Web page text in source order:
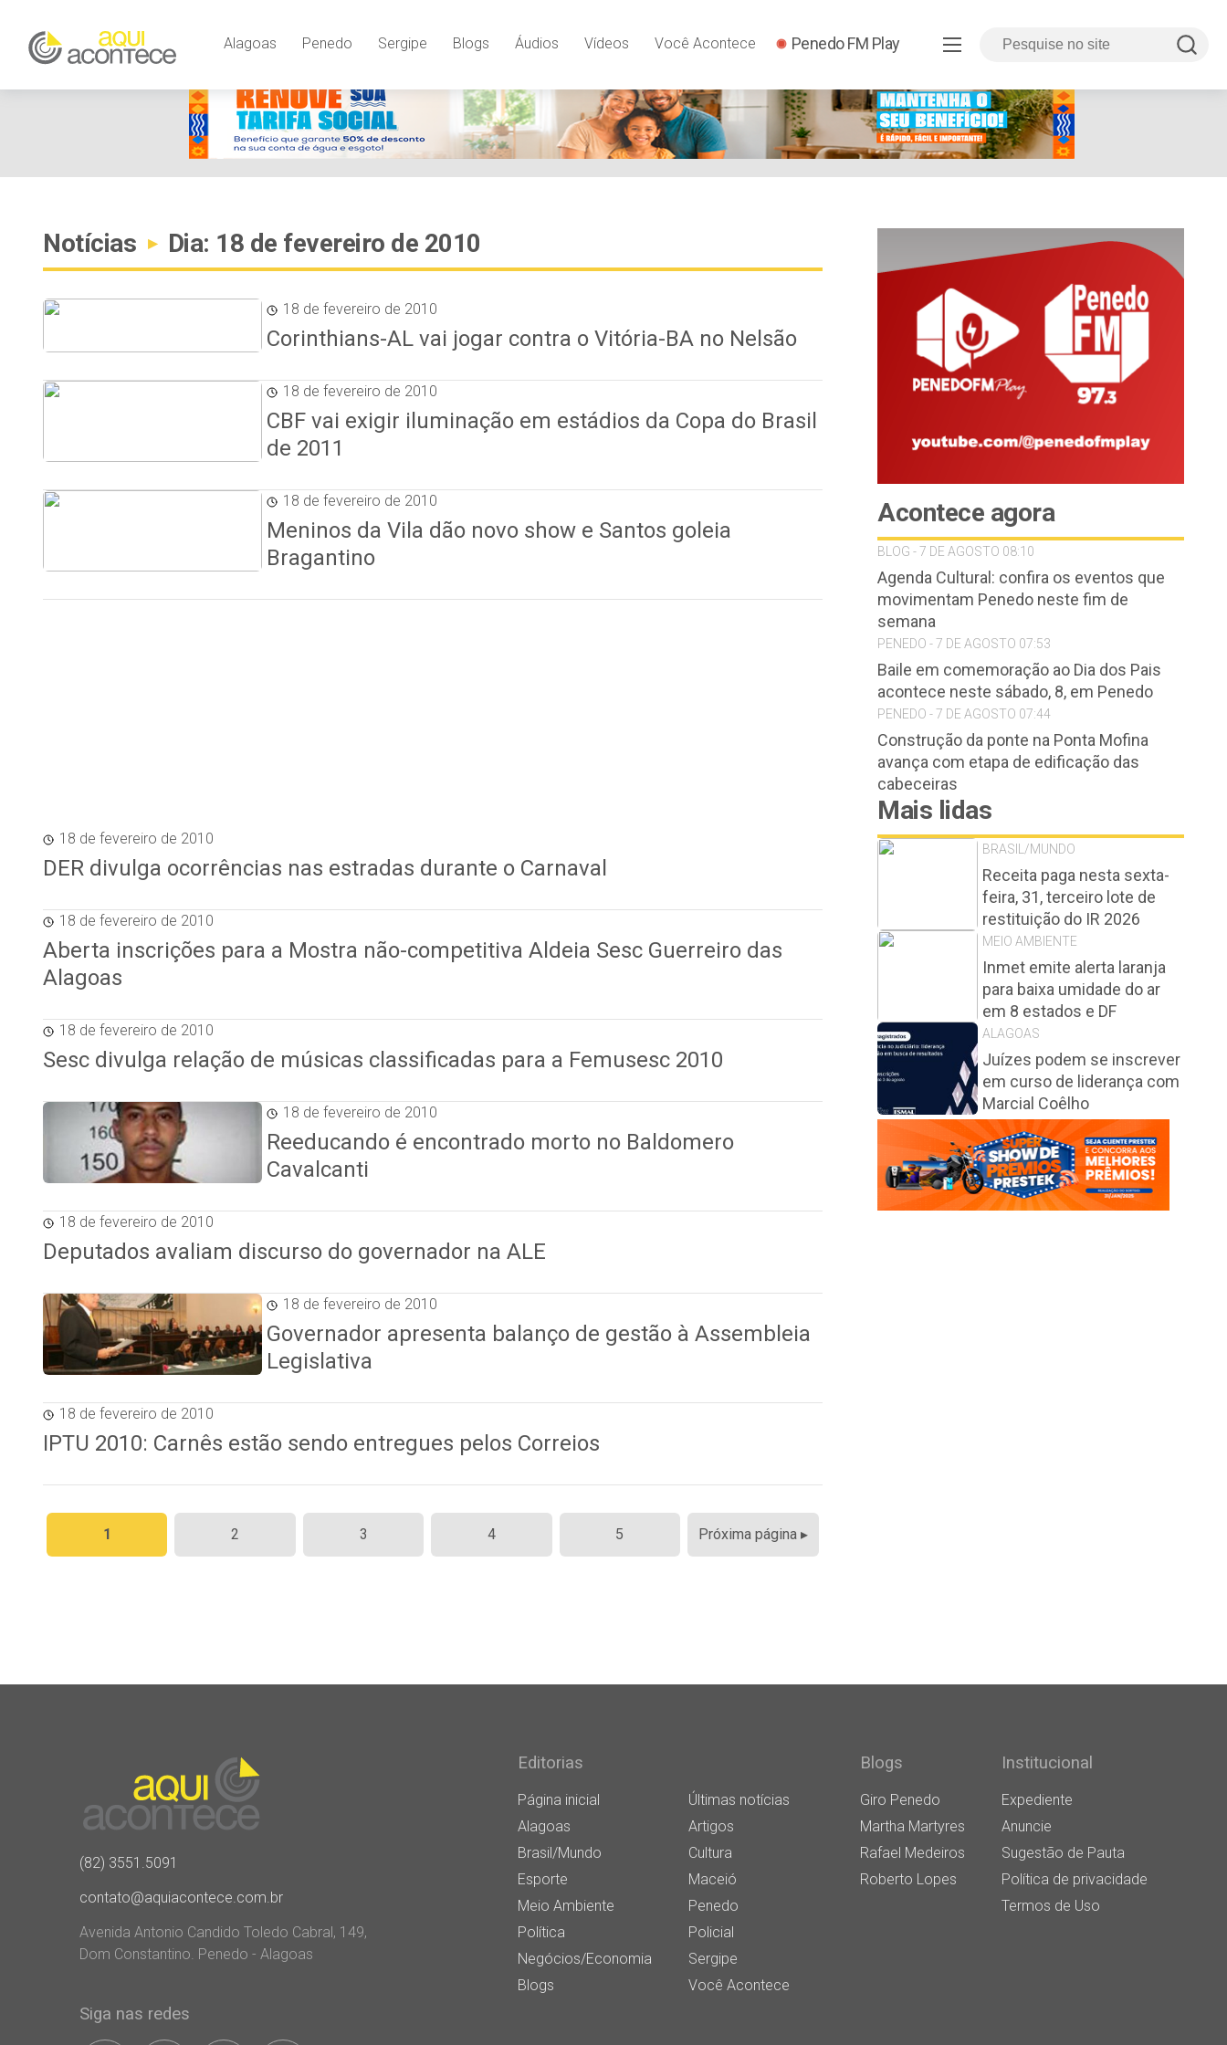
Alagoas Penedo Sergipe Blogs Áudios Vídeos Você Acontece Penedo FM Play
Notícias ▸ Dia: 18 de fevereiro de 2010
18 de fevereiro de 2010
Corinthians-AL vai jogar contra o Vitória-BA no Nelsão
18 de fevereiro de 2010
CBF vai exigir iluminação em estádios da Copa do Brasil
de 2011
18 de fevereiro de 2010
Meninos da Vila dão novo show e Santos goleia
Bragantino
18 de fevereiro de 2010
DER divulga ocorrências nas estradas durante o Carnaval
18 de fevereiro de 2010
Aberta inscrições para a Mostra não-competitiva Aldeia Sesc Guerreiro das
Alagoas
18 de fevereiro de 2010
Sesc divulga relação de músicas classificadas para a Femusesc 2010
18 de fevereiro de 2010
Reeducando é encontrado morto no Baldomero
Cavalcanti
18 de fevereiro de 2010
Deputados avaliam discurso do governador na ALE
18 de fevereiro de 2010
Governador apresenta balanço de gestão à Assembleia
Legislativa
18 de fevereiro de 2010
IPTU 2010: Carnês estão sendo entregues pelos Correios
Paginação
de
1 2 3 4 5 Próxima página ▸
Acontece agora
BLOG - 7 DE AGOSTO 08:10
Agenda Cultural: confira os eventos que
movimentam Penedo neste fim de
semana
PENEDO - 7 DE AGOSTO 07:53
Baile em comemoração ao Dia dos Pais
acontece neste sábado, 8, em Penedo
PENEDO - 7 DE AGOSTO 07:44
Construção da ponte na Ponta Mofina
avança com etapa de edificação das
cabeceiras
Mais lidas
BRASIL/MUNDO
Receita paga nesta sexta-
feira, 31, terceiro lote de
restituição do IR 2026
MEIO AMBIENTE
Inmet emite alerta laranja
para baixa umidade do ar
em 8 estados e DF
ALAGOAS
Juízes podem se inscrever
em curso de liderança com
Marcial Coêlho
(82) 3551.5091
contato@aquiacontece.com.br
Avenida Antonio Candido Toledo Cabral, 149,
Dom Constantino. Penedo - Alagoas
Siga nas redes
Editorias
Página inicial
Últimas notícias
Alagoas
Artigos
Brasil/Mundo
Cultura
Esporte
Maceió
Meio Ambiente
Penedo
Política
Policial
Negócios/Economia
Sergipe
Blogs
Você Acontece
Blogs
Giro Penedo
Martha Martyres
Rafael Medeiros
Roberto Lopes
Institucional
Expediente
Anuncie
Sugestão de Pauta
Política de privacidade
Termos de Uso